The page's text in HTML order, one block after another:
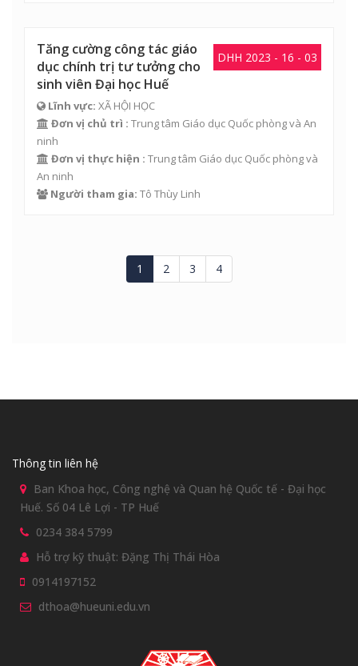
DHH 2023 - 16 - 03
Tăng cường công tác giáo
dục chính trị tư tưởng cho
sinh viên Đại học Huế
Lĩnh vực: XÃ HỘI HỌC
Đơn vị chủ trì : Trung tâm Giáo dục Quốc phòng và An
ninh
Đơn vị thực hiện : Trung tâm Giáo dục Quốc phòng và
An ninh
Người tham gia: Tô Thùy Linh
1 2 3 4
Thông tin liên hệ
Ban Khoa học, Công nghệ và Quan hệ Quốc tế - Đại học
Huế. Số 04 Lê Lợi - TP Huế
0234 384 5799
Hỗ trợ kỹ thuật: Đặng Thị Thái Hòa
0914197152
dthoa@hueuni.edu.vn